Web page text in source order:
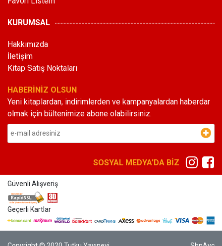
KURUMSAL
Hakkımızda
İletişim
Kitap Satış Noktaları
HABERİNİZ OLSUN
Yeni kitaplardan, indirimlerden ve kampanyalardan haberdar
olmak için bültenimize abone olabilirsiniz.
SOSYAL MEDYA'DA BİZ
Güvenli Alışveriş
Geçerli Kartlar